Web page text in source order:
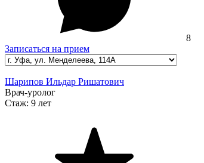
8
Записаться на прием
Шарипов Ильдар Ришатович
Врач-уролог
Стаж: 9 лет